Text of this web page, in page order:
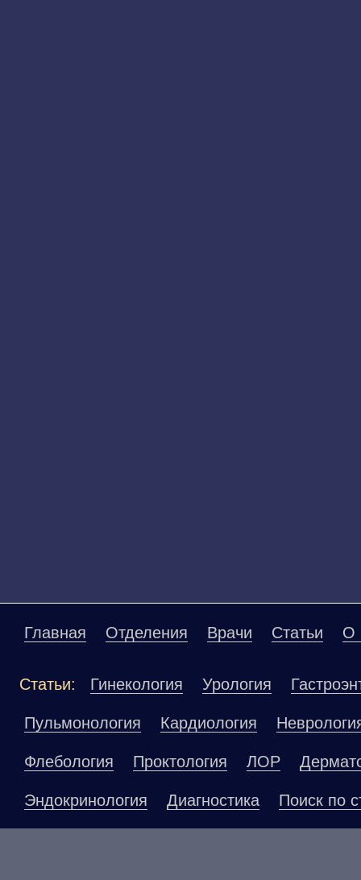
Главная Отделения Врачи Статьи О
Статьи: Гинекология Урология
Пульмонология Кардиология
Флебология Проктология ЛОР
Эндокринология Диагностика Поиск по